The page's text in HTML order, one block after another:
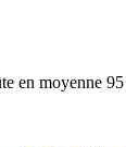
en moyenne